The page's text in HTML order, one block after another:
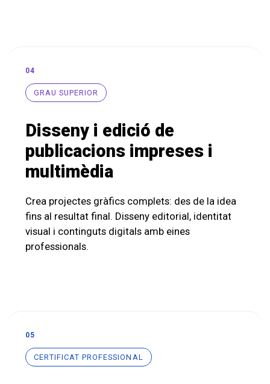
04
GRAU SUPERIOR
Disseny i edició de
publicacions impreses i
multimèdia
Crea projectes gràfics complets: des de la idea
fins al resultat final. Disseny editorial, identitat
visual i continguts digitals amb eines
professionals.
05
CERTIFICAT PROFESSIONAL